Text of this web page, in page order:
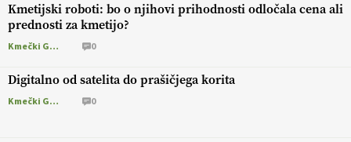
Kmetijski roboti: bo o njihovi prihodnosti odločala cena ali
prednosti za kmetijo?
Kmečki Glas 0
Digitalno od satelita do prašičjega korita
Kmečki Glas 0